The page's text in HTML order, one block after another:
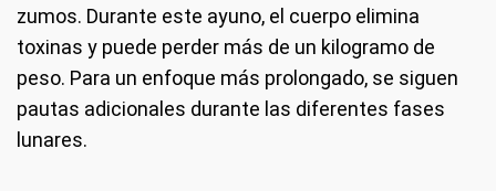
zumos. Durante este ayuno, el cuerpo elimina
toxinas y puede perder más de un kilogramo de
peso. Para un enfoque más prolongado, se siguen
pautas adicionales durante las diferentes fases
lunares.